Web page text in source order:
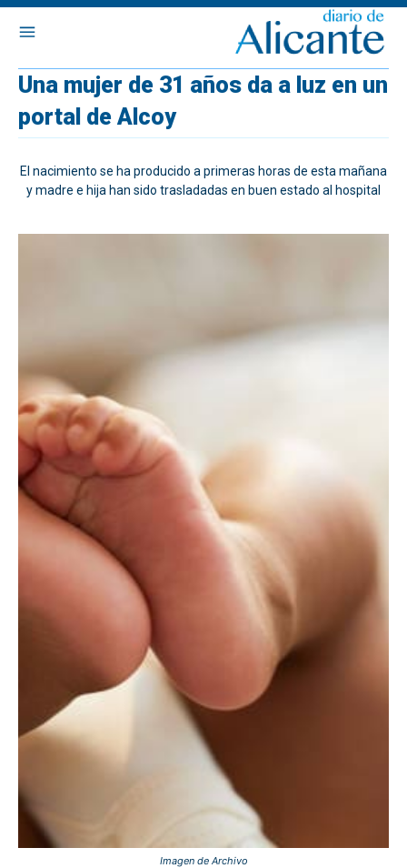
Una mujer de 31 años da a luz en un
portal de Alcoy
El nacimiento se ha producido a primeras horas de esta mañana
y madre e hija han sido trasladadas en buen estado al hospital
Imagen de Archivo